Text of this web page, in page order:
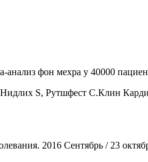
фон мехра у 40000
S, Рутшфест C.Клин
2016 Сентябрь / 23